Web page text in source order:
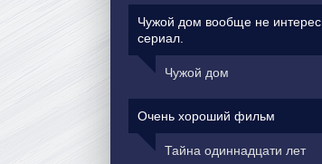
Чужой дом вообще не
сериал.
Чужой дом
Очень хороший фильм
Тайна одиннадцати лет